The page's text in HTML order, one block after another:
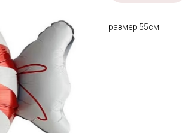
размер 55см